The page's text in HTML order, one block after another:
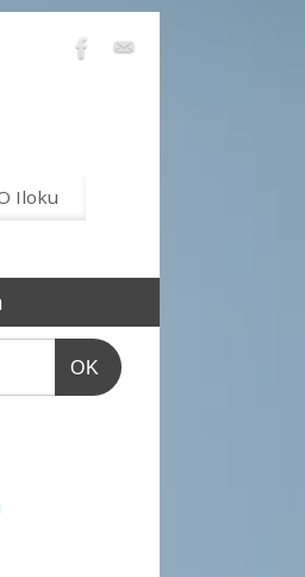
Iloku
OK